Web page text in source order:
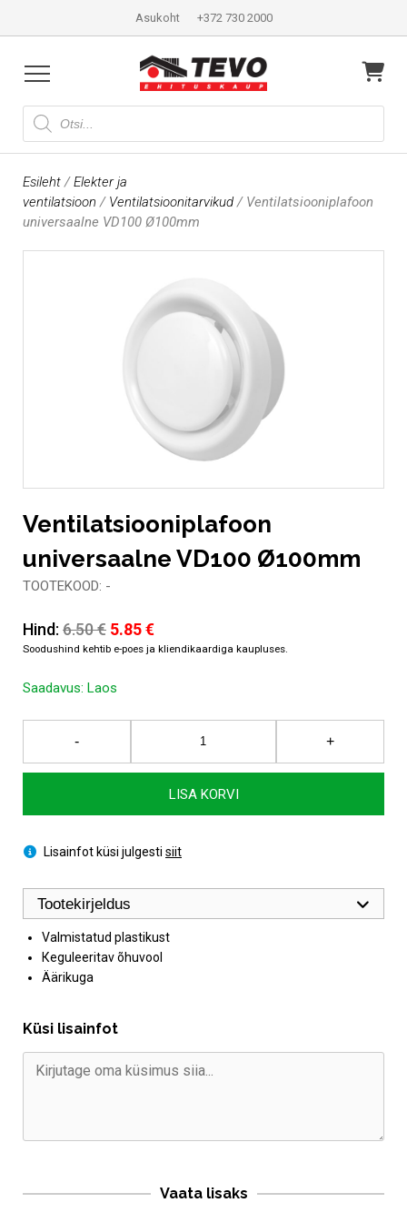
Asukoht +372 730 2000
Products
search
Esileht/Elekter ja
ventilatsioon / Ventilatsioonitarvikud/ Ventilatsiooniplafoon
universaalne VD100 Ø100mm
Ventilatsiooniplafoon
universaalne VD100 Ø100mm
TOOTEKOOD: -
Hind: 6.50€ Algne
hind
6.50 €.
5.85€Current
price
Saadavus: Laos
-
universaalne
VD100
+
LISA KORVI
Lisainfot küsi julgesti siit
Tootekirjeldus
Valmistatud plastikust
Кeguleeritav õhuvool
Äärikuga
Küsi lisainfot
Vaata lisaks